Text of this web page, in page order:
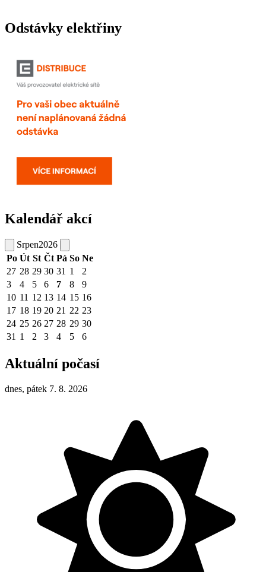
Odstávky elektřiny
Kalendář akcí
Srpen2026
Po Út St Čt Pá So Ne
27 28 29 30 31 1
2
3
4 5 6 7 8
9
10 11 12 13 14 15 16
17 18 19 20 21 22 23
24 25 26 27 28 29 30
31 1 2 3 4 5 6
Aktuální počasí
dnes, pátek 7. 8. 2026